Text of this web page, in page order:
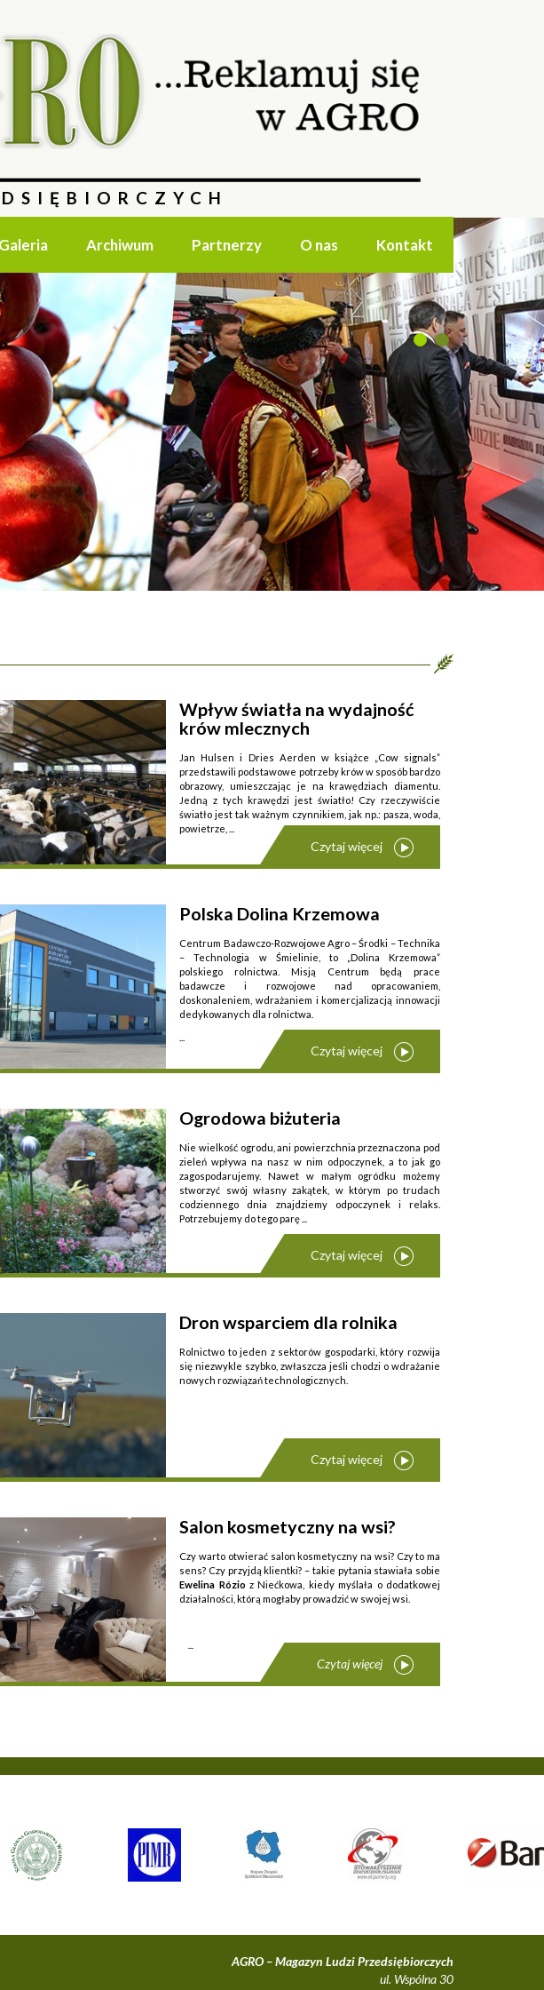
Archiwum Partnerzy O nas Kontakt
1 2
Wpływ światła na wydajność
krów mlecznych
Jan Hulsen i Dries Aerden w książce „Cow signals”
przedstawili podstawowe potrzeby krów w sposób bardzo
obrazowy, umieszczając je na krawędziach diamentu.
Jedną z tych krawędzi jest światło! Czy rzeczywiście
światło jest tak ważnym czynnikiem, jak np.: pasza, woda,
powietrze, ...
Czytaj więcej
Polska Dolina Krzemowa
Centrum Badawczo-Rozwojowe Agro – Środki – Technika
– Technologia w Śmielinie, to „Dolina Krzemowa”
polskiego rolnictwa. Misją Centrum będą prace
badawcze i rozwojowe nad opracowaniem,
doskonaleniem, wdrażaniem i komercjalizacją innowacji
dedykowanych dla rolnictwa.
Czytaj więcej
Ogrodowa biżuteria
Nie wielkość ogrodu, ani powierzchnia przeznaczona pod
zieleń wpływa na nasz w nim odpoczynek, a to jak go
zagospodarujemy. Nawet w małym ogródku możemy
stworzyć swój własny zakątek, w którym po trudach
codziennego dnia znajdziemy odpoczynek i relaks.
Potrzebujemy do tego parę ...
Czytaj więcej
Dron wsparciem dla rolnika
Rolnictwo to jeden z sektorów gospodarki, który rozwija
się niezwykle szybko, zwłaszcza jeśli chodzi o wdrażanie
nowych rozwiązań technologicznych.
Obecnie coraz częściej można zaobserwować ...
Czytaj więcej
Salon kosmetyczny na wsi?
Czy warto otwierać salon kosmetyczny na wsi? Czy to ma
sens? Czy przyjdą klientki? – takie py­tania stawiała sobie
Ewelina Rózio z Niećkowa, kiedy myślała o dodatkowej
działalności, którą mogłaby prowadzić w swojej wsi.
Czytaj więcej
AGRO – Magazyn Ludzi Przedsiębiorczych
ul. Wspólna 30